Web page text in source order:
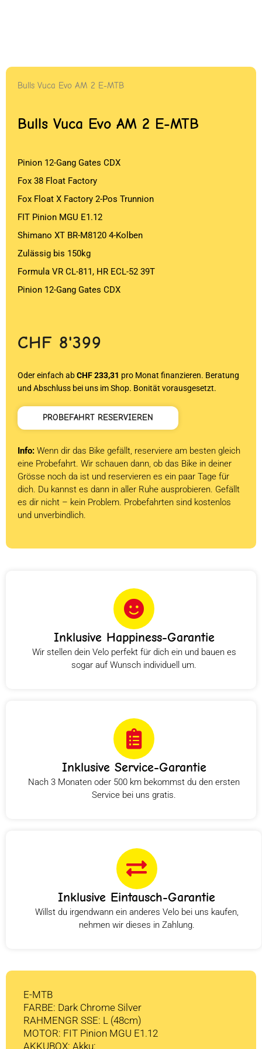
Bulls Vuca Evo AM 2 E-MTB
Bulls Vuca Evo AM 2 E-MTB
Pinion 12-Gang Gates CDX
Fox 38 Float Factory
Fox Float X Factory 2-Pos Trunnion
FIT Pinion MGU E1.12
Shimano XT BR-M8120 4-Kolben
Zulässig bis 150kg
Formula VR CL-811, HR ECL-52 39T
Pinion 12-Gang Gates CDX
CHF 8'399
Oder einfach abCHF 233,31 pro Monat finanzieren. Beratung
und Abschluss bei uns im Shop. Bonität vorausgesetzt.
PROBEFAHRT RESERVIEREN
Info: Wenn dir das Bike gefällt, reserviere am besten gleich
eine Probefahrt. Wir schauen dann, ob das Bike in deiner
Grösse noch da ist und reservieren es ein paar Tage für
dich. Du kannst es dann in aller Ruhe ausprobieren. Gefällt
es dir nicht – kein Problem. Probefahrten sind kostenlos
und unverbindlich.
Inklusive Happiness-Garantie
Wir stellen dein Velo perfekt für dich ein und bauen es
sogar auf Wunsch individuell um.
Inklusive Service-Garantie
Nach 3 Monaten oder 500 km bekommst du den ersten
Service bei uns gratis.
Inklusive Eintausch-Garantie
Willst du irgendwann ein anderes Velo bei uns kaufen,
nehmen wir dieses in Zahlung.
E-MTB
FARBE: Dark Chrome Silver
RAHMENGR SSE: L (48cm)
MOTOR: FIT Pinion MGU E1.12
AKKUBOX: Akku: